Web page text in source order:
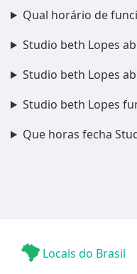
Qual horário de
Studio beth Lopes
Studio beth Lopes
Studio beth Lopes
Que horas fecha
Locais do Brasil